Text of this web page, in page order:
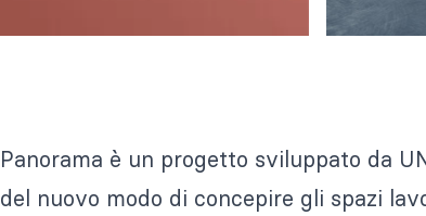
Panorama è un progetto sviluppato da
del nuovo modo di concepire gli spazi